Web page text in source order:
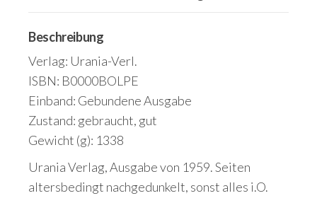
Beschreibung
Verlag: Urania-Verl.
ISBN: B0000BOLPE
Einband: Gebundene Ausgabe
Zustand: gebraucht, gut
Gewicht (g): 1338
Urania Verlag, Ausgabe von 1959. Seiten
altersbedingt nachgedunkelt, sonst alles i.O.